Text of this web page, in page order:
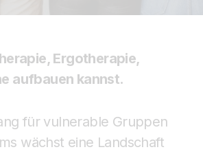
Ergotherapie,
aufbauen kannst.
für vulnerable Gruppen
wächst eine Landschaft